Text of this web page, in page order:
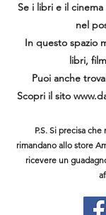
Se i libri e il
nel
In questo spazio
libri,
Puoi anche
Scopri il sito
P.S. Si precisa
rimandano allo store
ricevere un